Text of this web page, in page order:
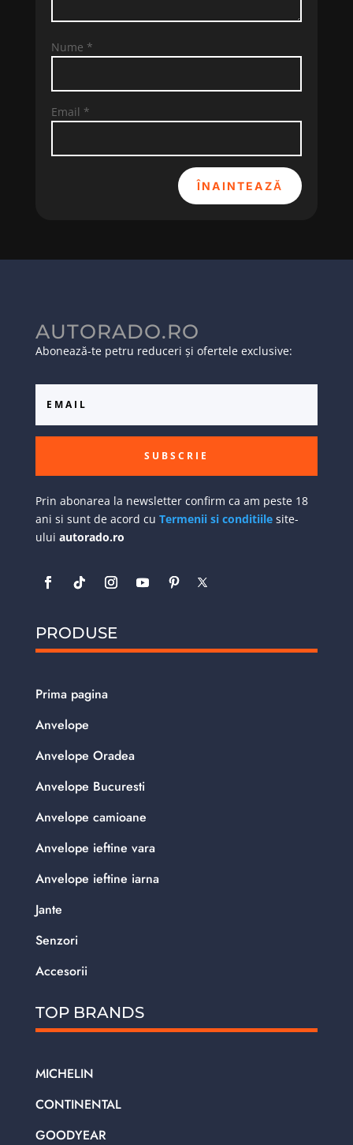
Nume *
Email *
ÎNAINTEAZĂ
AUTORADO.RO
Abonează-te petru reduceri și ofertele exclusive:
SUBSCRIE
Prin abonarea la newsletter confirm ca am peste 18
ani si sunt de acord cu Termenii si conditiilesite-
ului autorado.ro
PRODUSE
Prima pagina
Anvelope
Anvelope Oradea
Anvelope Bucuresti
Anvelope camioane
Anvelope ieftine vara
Anvelope ieftine iarna
Jante
Senzori
Accesorii
TOP BRANDS
MICHELIN
CONTINENTAL
GOODYEAR